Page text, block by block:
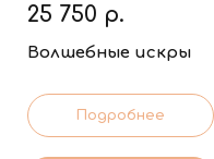
25 750 р.
Волшебные искры
Подробнее